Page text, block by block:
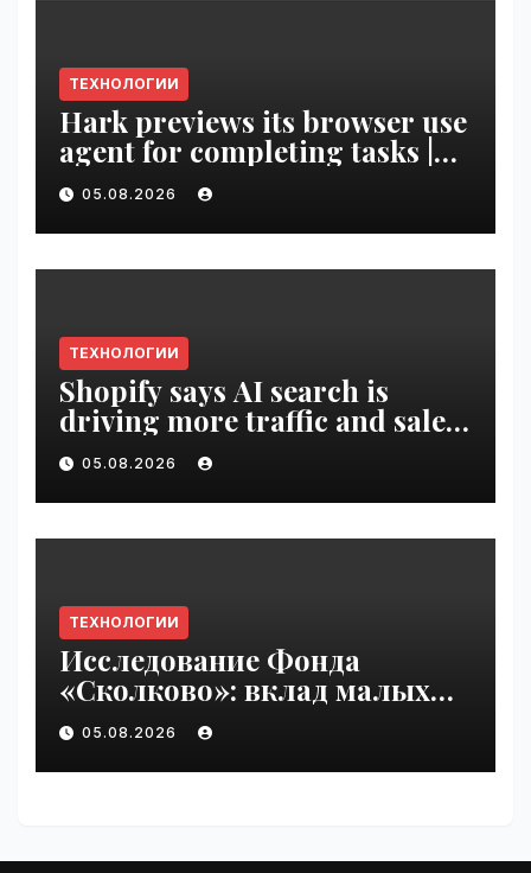
ТЕХНОЛОГИИ
Hark previews its browser use
agent for completing tasks |
VseTime.ru
05.08.2026
ТЕХНОЛОГИИ
Shopify says AI search is
driving more traffic and sales,
not replacing Google |
VseTime.ru
05.08.2026
ТЕХНОЛОГИИ
Исследование Фонда
«Сколково»: вклад малых
технологических компаний
в добавленную стоимость
высокотеха вырос вдвое за
05.08.2026